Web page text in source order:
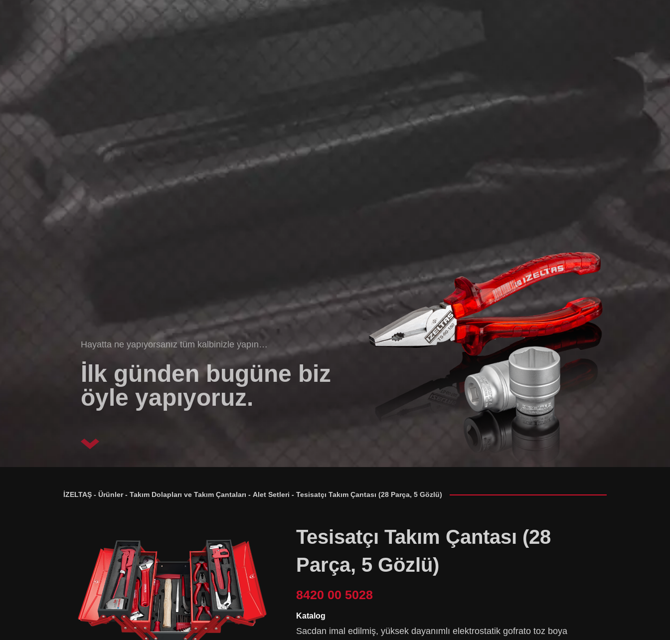
Hayatta ne yapıyorsanız tüm kalbinizle yapın…
İlk günden bugüne biz
öyle yapıyoruz.
İZELTAŞ - Ürünler- Takım Dolapları ve Takım Çantaları - Alet Setleri - Tesisatçı Takım Çantası (28 Parça, 5 Gözlü)
Tesisatçı Takım Çantası (28
Parça, 5 Gözlü)
8420 00 5028
Katalog
Sacdan imal edilmiş, yüksek dayanımlı elektrostatik gofrato toz boya